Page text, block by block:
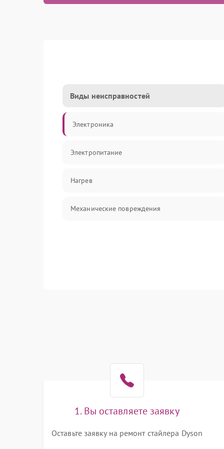
Виды неисправностей
Электроника
Электропитание
Нагрев
Механические повреждения
1. Вы оставляете заявку
Оставьте заявку на ремонт стайлера Dyson